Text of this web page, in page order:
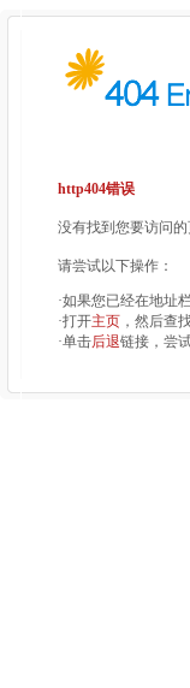
http404错误
没有找到您要访问的
请尝试以下操作：
·如果您已经在地址
·打开主页 ，然后查
·单击后退链接，尝